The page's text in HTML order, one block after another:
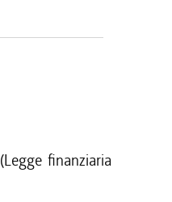
(Legge finanziaria